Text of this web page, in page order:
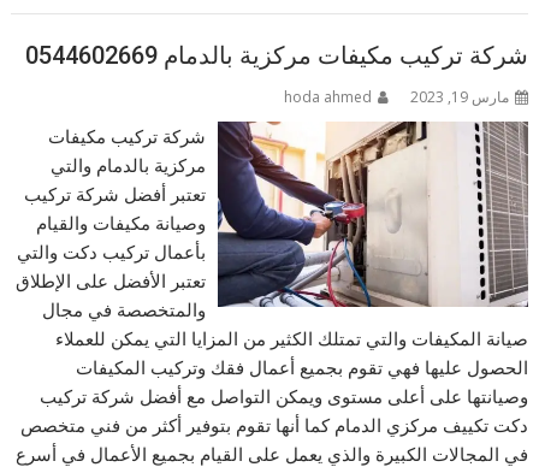
شركة تركيب مكيفات مركزية بالدمام 0544602669
مارس 19, 2023 hoda ahmed
شركة تركيب مكيفات
مركزية بالدمام والتي
تعتبر أفضل شركة تركيب
وصيانة مكيفات والقيام
بأعمال تركيب دكت والتي
تعتبر الأفضل على الإطلاق
والمتخصصة في مجال
صيانة المكيفات والتي تمتلك الكثير من المزايا التي يمكن للعملاء
الحصول عليها فهي تقوم بجميع أعمال فقك وتركيب المكيفات
وصيانتها على أعلى مستوى ويمكن التواصل مع أفضل شركة تركيب
دكت تكييف مركزي الدمام كما أنها تقوم بتوفير أكثر من فني متخصص
في المجالات الكبيرة والذي يعمل على القيام بجميع الأعمال في أسرع